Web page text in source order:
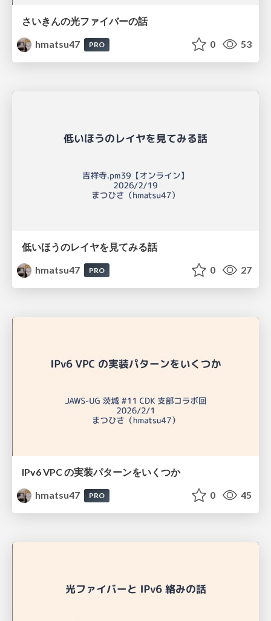
さいきんの光ファイバーの話
hmatsu47
PRO 0 53
低いほうのレイヤを見てみる話
hmatsu47
PRO 0 27
IPv6 VPC の実装パターンをいくつか
hmatsu47
PRO 0 45